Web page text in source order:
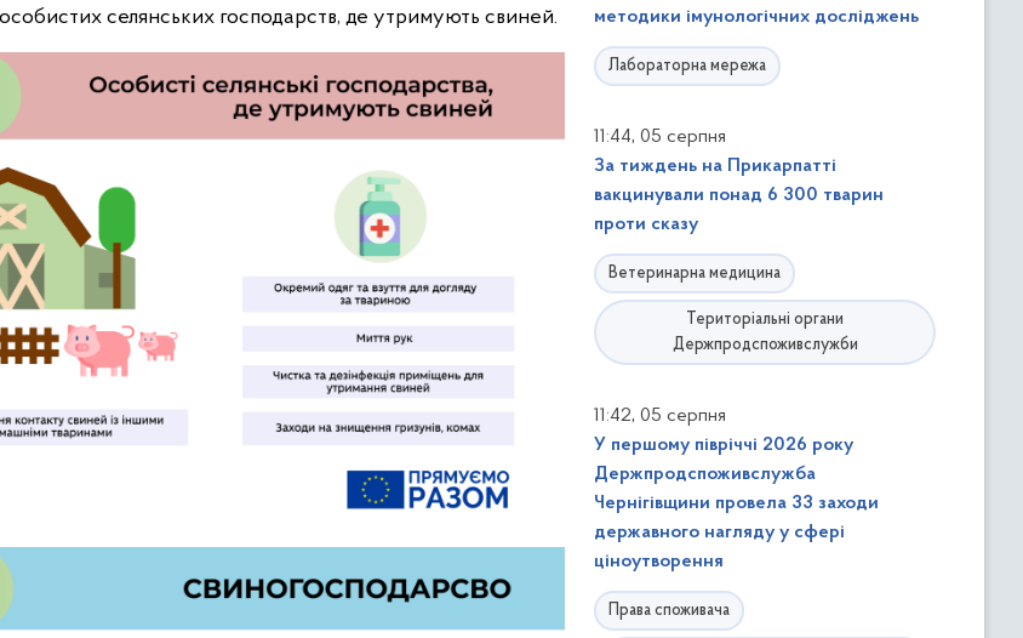
селянських господарств, де утримують свиней.
методики імунологічних досліджень
Лабораторна мережа
11:44, 05 серпня
За тиждень на Прикарпатті
вакцинували понад 6 300 тварин
проти сказу
Ветеринарна медицина
Територіальні органи
Держпродспоживслужби
11:42, 05 серпня
У першому півріччі 2026 року
Держпродспоживслужба
Чернігівщини провела 33 заходи
державного нагляду у сфері
ціноутворення
Права споживача